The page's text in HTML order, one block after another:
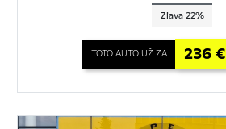
Zľava 22%
TOTO AUTO UŽ ZA 236 €